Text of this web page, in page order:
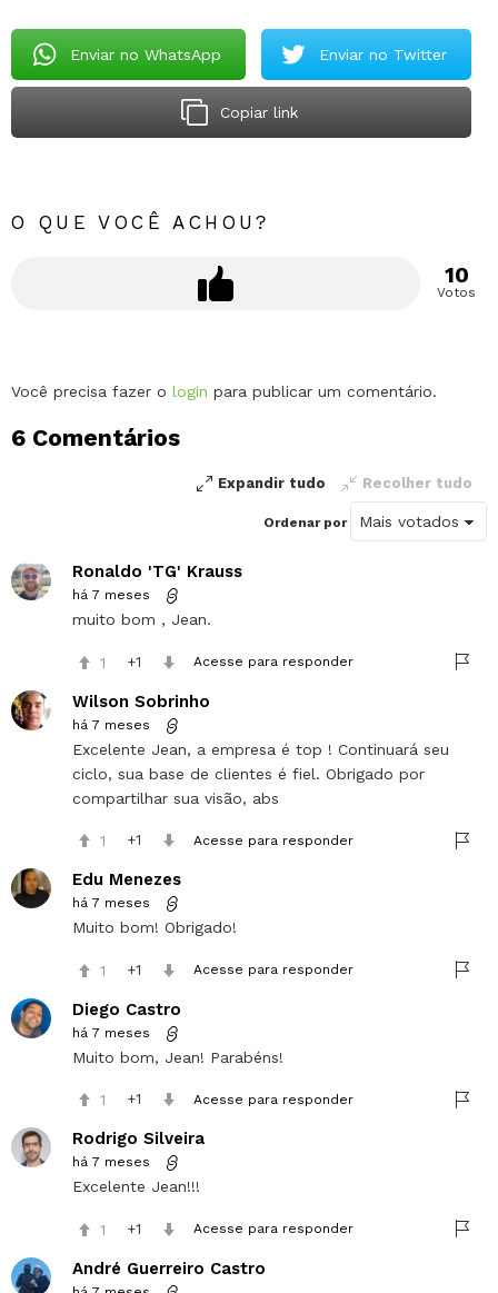
Enviar no WhatsApp Enviar no Twitter
Copiar link
O QUE VOCÊ ACHOU?
10
Votos
Deixe
comentário
Você precisa fazer o login para publicar um comentário.
6 Comentários
Expandir tudo Recolher tudo
Ordenar por
Ronaldo 'TG' Krauss
há 7 meses
muito bom , Jean.
1 1 Acesse para responder
Wilson Sobrinho
há 7 meses
Excelente Jean, a empresa é top ! Continuará seu
ciclo, sua base de clientes é fiel. Obrigado por
compartilhar sua visão, abs
1 1 Acesse para responder
Edu Menezes
há 7 meses
Muito bom! Obrigado!
1 1 Acesse para responder
Diego Castro
há 7 meses
Muito bom, Jean! Parabéns!
1 1 Acesse para responder
Rodrigo Silveira
há 7 meses
Excelente Jean!!!
1 1 Acesse para responder
André Guerreiro Castro